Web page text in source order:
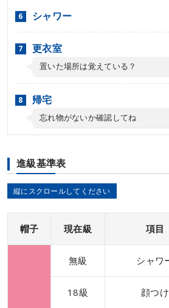
シャワー
更衣室
置いた場所は覚えている？
帰宅
忘れ物がないか確認してね
進級基準表
帽子 現在級 項目
無級 シャワ
18級 顔つけ